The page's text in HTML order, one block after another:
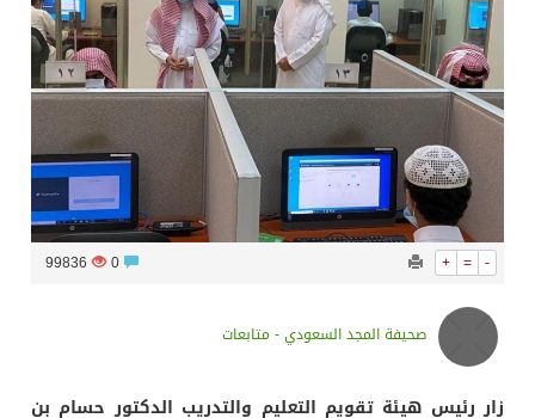
المملكة تؤكد أهمية استمرارية العمليات التشغيلية البحرية وضمان حماية إمدادات الطاقة وسلاسل الإمداد
المحكمة العليا غدٍ الخميس هو المكمل لشهر رمضان
+ = -
99836
صحيفة المجد السعودي - متابعات
زار رئيس هيئة تقويم التعليم والتدريب الدكتور حسام بن